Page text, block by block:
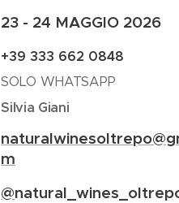
23 - 24 MAGGIO 2026
+39 333 662 0848
SOLO WHATSAPP
Silvia Giani
m
@